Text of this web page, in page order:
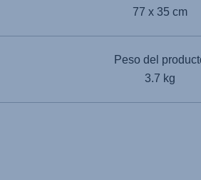
77 x 35 cm
Peso del
3.7 kg